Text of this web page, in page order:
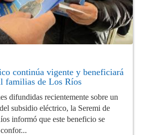
continúa vigente y beneficiará
familias de Los Ríos
difundidas recientemente sobre un
subsidio eléctrico, la Seremi de
informó que este beneficio se